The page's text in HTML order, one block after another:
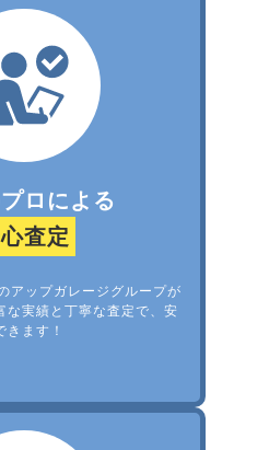
ロによる
査定
アップガレージグループが
な実績と丁寧な査定で、安
ます！